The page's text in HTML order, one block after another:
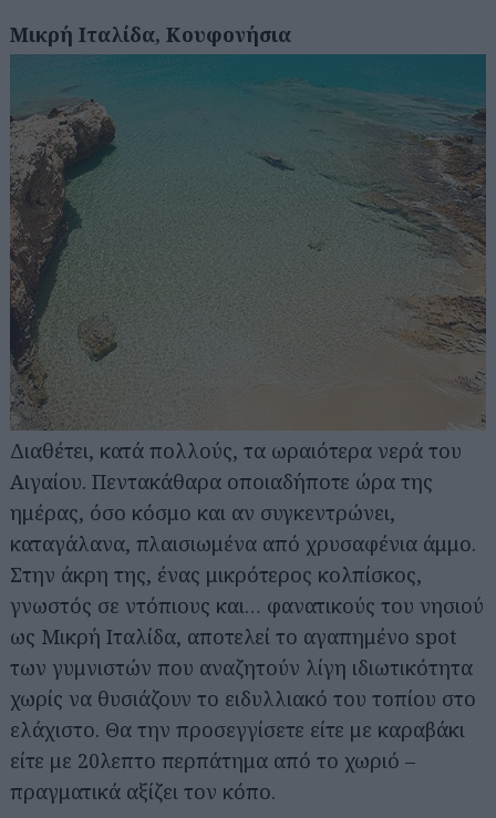
Μικρή Ιταλίδα, Κουφονήσια
Διαθέτει, κατά πολλούς, τα ωραιότερα νερά του
Αιγαίου. Πεντακάθαρα οποιαδήποτε ώρα της
ημέρας, όσο κόσμο και αν συγκεντρώνει,
καταγάλανα, πλαισιωμένα από χρυσαφένια άμμο.
Στην άκρη της, ένας μικρότερος κολπίσκος,
γνωστός σε ντόπιους και… φανατικούς του νησιού
ως Μικρή Ιταλίδα, αποτελεί το αγαπημένο spot
των γυμνιστών που αναζητούν λίγη ιδιωτικότητα
χωρίς να θυσιάζουν το ειδυλλιακό του τοπίου στο
ελάχιστο. Θα την προσεγγίσετε είτε με καραβάκι
είτε με 20λεπτο περπάτημα από το χωριό –
πραγματικά αξίζει τον κόπο.